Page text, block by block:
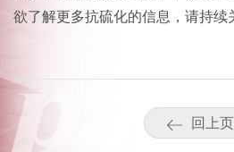
欲了解更多抗硫化的信息，请持续
回上页